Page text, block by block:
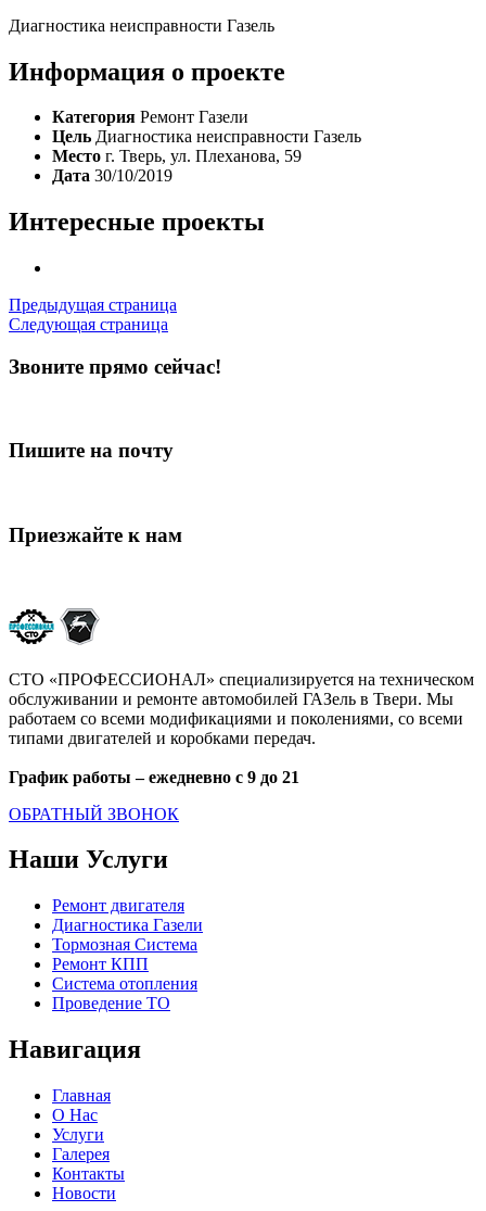
Диагностика неисправности Газель
Информация о проекте
Категория Ремонт Газели
Цель Диагностика неисправности Газель
Место г. Тверь, ул. Плеханова, 59
Дата 30/10/2019
Интересные проекты
Предыдущая страница
Следующая страница
Звоните прямо сейчас!
Пишите на почту
Приезжайте к нам
СТО «ПРОФЕССИОНАЛ» специализируется на техническом
обслуживании и ремонте автомобилей ГАЗель в Твери. Мы
работаем со всеми модификациями и поколениями, со всеми
типами двигателей и коробками передач.
График работы – ежедневно с 9 до 21
ОБРАТНЫЙ ЗВОНОК
Наши Услуги
Ремонт двигателя
Диагностика Газели
Тормозная Система
Ремонт КПП
Система отопления
Проведение ТО
Навигация
Главная
О Нас
Услуги
Галерея
Контакты
Новости